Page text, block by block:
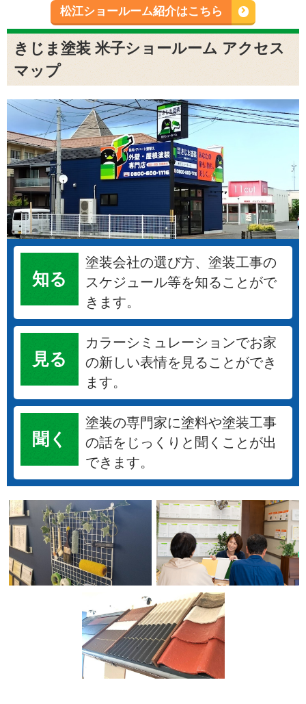
松江ショールーム紹介はこちら
きじま塗装 米子ショールーム アクセス
マップ
知る
塗装会社の選び方、塗装工事の
スケジュール等を知ることがで
きます。
見る
カラーシミュレーションでお家
の新しい表情を見ることができ
ます。
聞く
塗装の専門家に塗料や塗装工事
の話をじっくりと聞くことが出
できます。